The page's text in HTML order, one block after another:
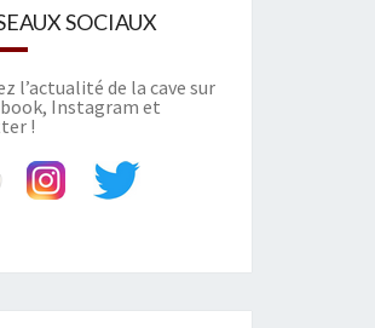
SOCIAUX
l’actualité de la cave sur
, Instagram et
!